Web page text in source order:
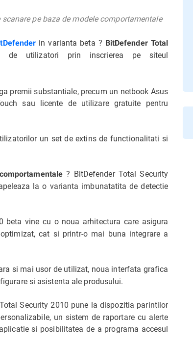
pe baza de modele comportamentale
in varianta beta ? BitDefender Total
utilizatori prin inscrierea pe siteul
premii substantiale, precum un netbook Asus
sau licente de utilizare gratuite pentru
un set de extins de functionalitati si
? BitDefender Total Security
la o varianta imbunatatita de detectie
beta vine cu o noua arhitectura care asigura
cat si printr-o mai buna integrare a
si mai usor de utilizat, noua interfata grafica
si asistenta ale produsului.
Security 2010 pune la dispozitia parintilor
un sistem de raportare cu alerte
si posibilitatea de a programa accesul